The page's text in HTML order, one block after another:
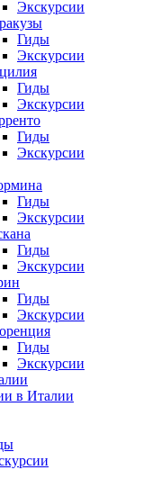
Экскурсии
Гиды
Экскурсии
Гиды
Экскурсии
Гиды
Экскурсии
Гиды
Экскурсии
Гиды
Экскурсии
Гиды
Экскурсии
Гиды
Экскурсии
в Италии